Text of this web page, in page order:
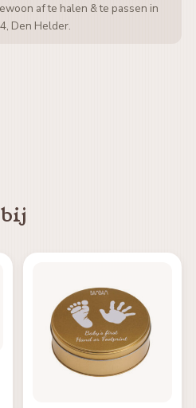
af te halen & te passen in
Den Helder.